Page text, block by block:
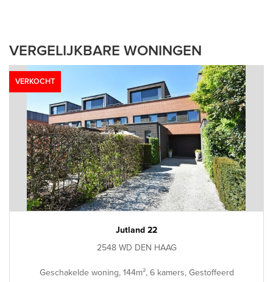
VERGELIJKBARE WONINGEN
VERKOCHT
Jutland 22
2548 WD DEN HAAG
Geschakelde woning, 144m², 6 kamers, Gestoffeerd